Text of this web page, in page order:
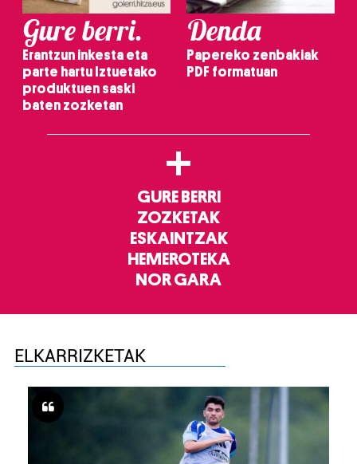
Gure berri.
Erantzun inkesta eta
parte hartu Iztuetako
produktuen saski
baten zozketan
Denda
Papereko zenbakiak
PDF formatuan
+
GURE BERRI
ZOZKETAK
ESKAINTZAK
HEMEROTEKA
NOR GARA
ELKARRIZKETAK